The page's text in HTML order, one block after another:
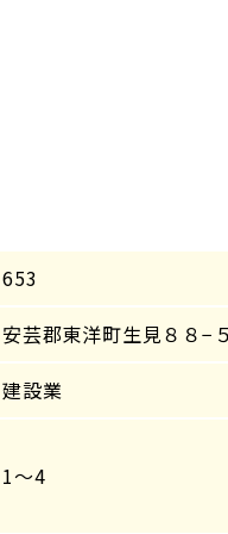
653
安芸郡東洋町生見８８−
建設業
1～4